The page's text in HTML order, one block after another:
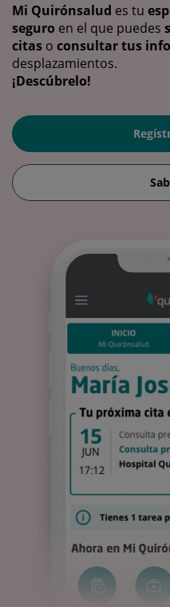
Mi Quirónsalud es tu
seguro en el que puedes
citas o consultar tus
desplazamientos.
¡Descúbrelo!